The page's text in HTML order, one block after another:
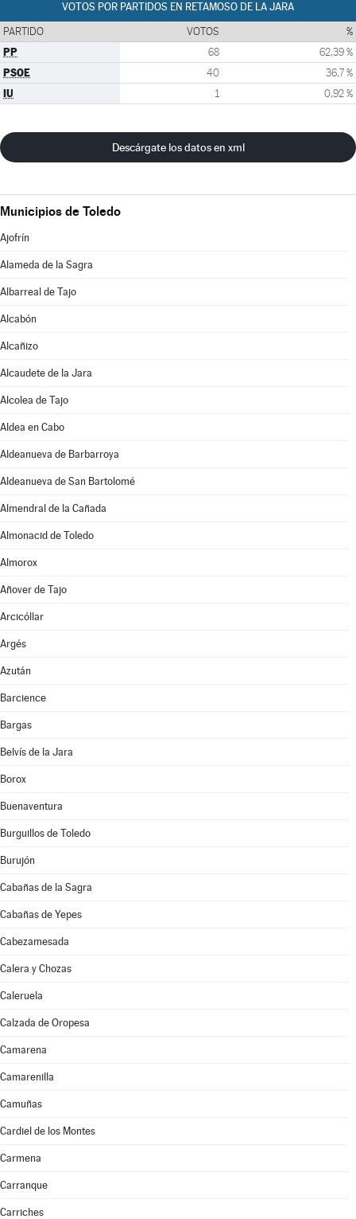
VOTOS POR PARTIDOS EN RETAMOSO DE LA JARA
PARTIDO VOTOS %
PP 68 62,39 %
PSOE 40 36,7 %
IU 1 0,92 %
Descárgate los datos en xml
Municipios de Toledo
Ajofrín
Alameda de la Sagra
Albarreal de Tajo
Alcabón
Alcañizo
Alcaudete de la Jara
Alcolea de Tajo
Aldea en Cabo
Aldeanueva de Barbarroya
Aldeanueva de San Bartolomé
Almendral de la Cañada
Almonacid de Toledo
Almorox
Añover de Tajo
Arcicóllar
Argés
Azután
Barcience
Bargas
Belvís de la Jara
Borox
Buenaventura
Burguillos de Toledo
Burujón
Cabañas de la Sagra
Cabañas de Yepes
Cabezamesada
Calera y Chozas
Caleruela
Calzada de Oropesa
Camarena
Camarenilla
Camuñas
Cardiel de los Montes
Carmena
Carranque
Carriches